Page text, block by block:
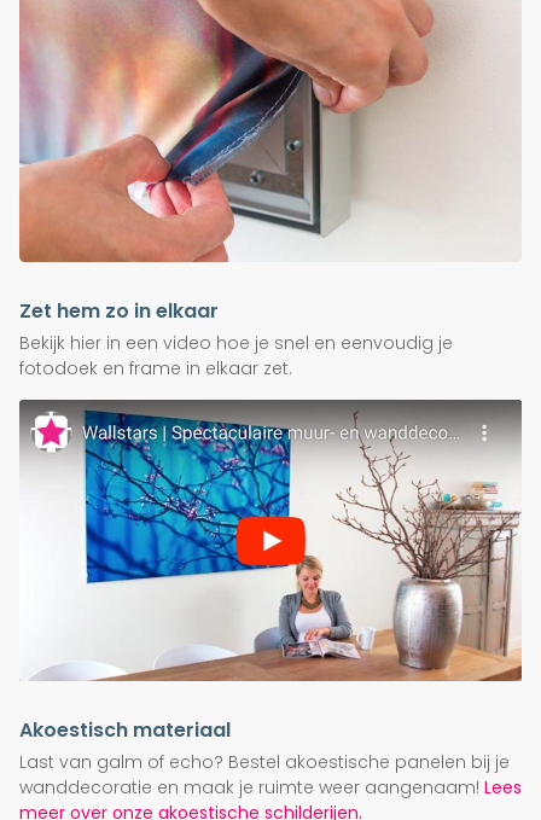
Zet hem zo in elkaar
Bekijk hier in een video hoe je snel en eenvoudig je
fotodoek en frame in elkaar zet.
Akoestisch materiaal
Last van galm of echo? Bestel akoestische panelen bij je
wanddecoratie en maak je ruimte weer aangenaam! Lees
meer over onze akoestische schilderijen.